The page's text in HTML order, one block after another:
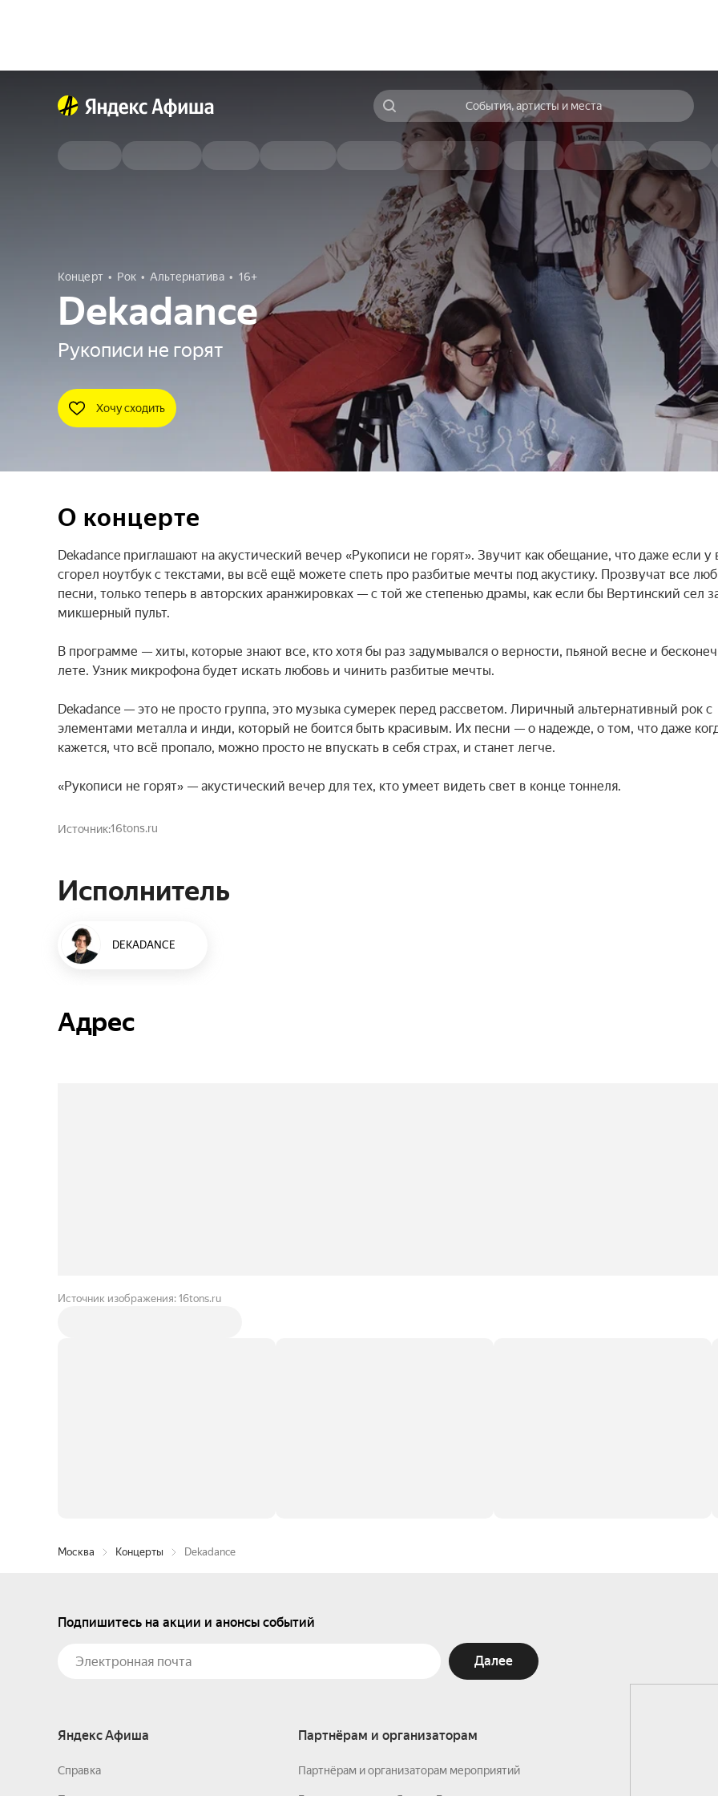
События, артисты и места
Концерт Рок Альтернатива 16+
Dekadance
Рукописи не горят
Хочу сходить
О концерте
Dekadance приглашают на акустический вечер «Рукописи не горят». Звучит как обещание, что даже если у
сгорел ноутбук с текстами, вы всё ещё можете спеть про разбитые мечты под акустику. Прозвучат все
песни, только теперь в авторских аранжировках — с той же степенью драмы, как если бы Вертинский сел
микшерный пульт.
В программе — хиты, которые знают все, кто хотя бы раз задумывался о верности, пьяной весне и
лете. Узник микрофона будет искать любовь и чинить разбитые мечты.
Dekadance — это не просто группа, это музыка сумерек перед рассветом. Лиричный альтернативный рок с
элементами металла и инди, который не боится быть красивым. Их песни — о надежде, о том, что даже
кажется, что всё пропало, можно просто не впускать в себя страх, и станет легче.
«Рукописи не горят» — акустический вечер для тех, кто умеет видеть свет в конце тоннеля.
Источник16tons.ru
Исполнитель
DEKADANCE
Адрес
Источник изображения: 16tons.ru
Москва Концерты Dekadance
Подпишитесь на акции и анонсы событий
Далее
Яндекс Афиша
Справка
Партнёрам и организаторам
Партнёрам и организаторам мероприятий